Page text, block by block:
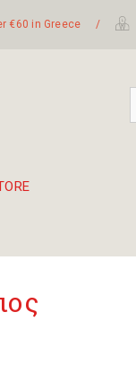
€60 in Greece /